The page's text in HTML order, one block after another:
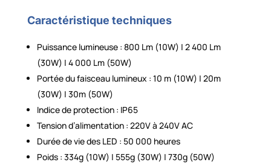
Caractéristique techniques
Puissance lumineuse : 800 Lm (10W) | 2 400 Lm
(30W) | 4 000 Lm (50W)
Portée du faisceau lumineux : 10 m (10W) | 20m
(30W) | 30m (50W)
Indice de protection : IP65
Tension d’alimentation : 220V à 240V AC
Durée de vie des LED : 50 000 heures
Poids : 334g (10W) | 555g (30W) | 730g (50W)